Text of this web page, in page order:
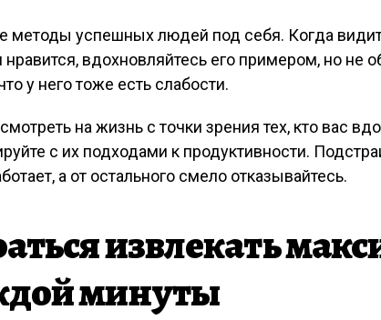
методы успешных людей под себя. Когда
вдохновляйтесь его примером, но не
у него тоже есть слабости.
на жизнь с точки зрения тех, кто вас
с их подходами к продуктивности.
а от остального смело отказывайтесь.
извлекать
минуты